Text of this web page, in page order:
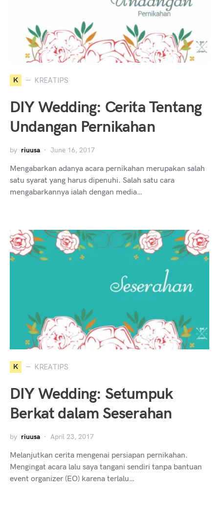
K KREATIPS
DIY Wedding: Cerita Tentang
Undangan Pernikahan
by riuusa June 16, 2017
Mengabarkan adanya acara pernikahan merupakan salah
satu syarat yang harus dipenuhi. Salah satu cara
mengabarkannya ialah dengan media…
K KREATIPS
DIY Wedding: Setumpuk
Berkat dalam Seserahan
by riuusa April 23, 2017
Melanjutkan cerita mengenai persiapan pernikahan.
Mengingat acara lalu saya tangani sendiri tanpa bantuan
event organizer (EO) karena terlalu…